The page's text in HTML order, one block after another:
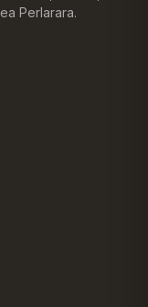
Perlarara.